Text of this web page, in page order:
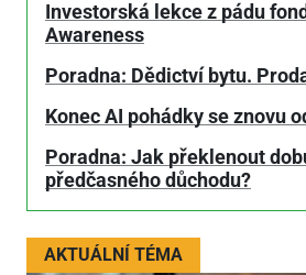
Investorská lekce z pádu
Awareness
Poradna: Dědictví bytu.
Konec AI pohádky se znovu
Poradna: Jak překlenout
předčasného důchodu?
AKTUÁLNÍ TÉMA